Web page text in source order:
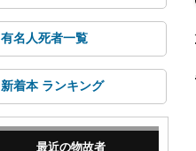
有名人死者一覧
新着本 ランキング
最近の物故者